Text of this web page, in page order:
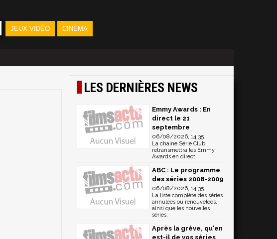
JEUX VIDÉO CINÉMA
LES DERNIÈRES NEWS
Emmy Awards : En
direct le 21
septembre
06/08/2026, 14:35
La chaine Série Club
retransmettra les Emmy
Awards en direct
ABC : Le programme
des séries 2008-2009
06/08/2026, 14:35
La liste complète des séries
annulées ou renouvelées,
ainsi que les nouvelles
séries.
Après la grève, qu'en
est-il de vos séries